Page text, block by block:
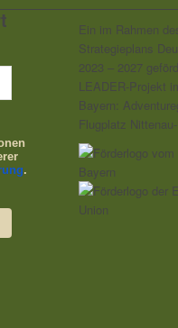
.
Ein im Rahmen
Strategieplans
2023 – 2027
LEADER-Projekt
Bayern:
Flugplatz